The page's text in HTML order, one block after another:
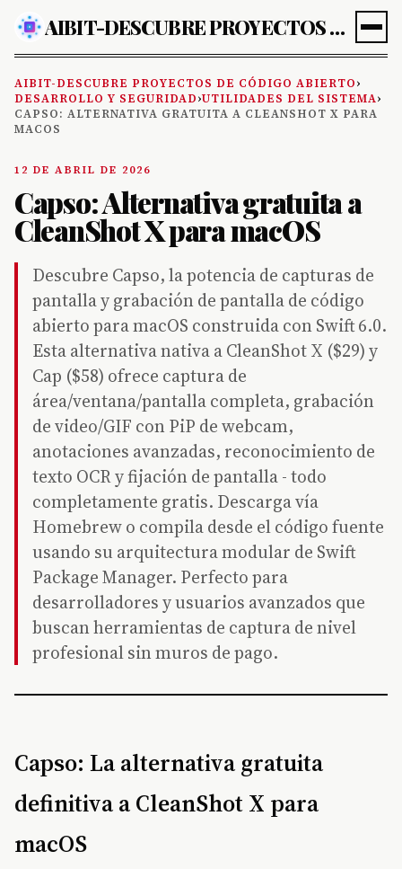
AIBIT-DESCUBRE PROYECTOS DE CÓDIGO ABIERTO
AIBIT-DESCUBRE PROYECTOS DE CÓDIGO ABIERTO›
DESARROLLO Y SEGURIDAD›UTILIDADES DEL SISTEMA›
CAPSO: ALTERNATIVA GRATUITA A CLEANSHOT X PARA
MACOS
12 DE ABRIL DE 2026
Capso: Alternativa gratuita a
CleanShot X para macOS
Descubre Capso, la potencia de capturas de
pantalla y grabación de pantalla de código
abierto para macOS construida con Swift 6.0.
Esta alternativa nativa a CleanShot X ($29) y
Cap ($58) ofrece captura de
área/ventana/pantalla completa, grabación
de video/GIF con PiP de webcam,
anotaciones avanzadas, reconocimiento de
texto OCR y fijación de pantalla - todo
completamente gratis. Descarga vía
Homebrew o compila desde el código fuente
usando su arquitectura modular de Swift
Package Manager. Perfecto para
desarrolladores y usuarios avanzados que
buscan herramientas de captura de nivel
profesional sin muros de pago.
Capso: La alternativa gratuita
definitiva a CleanShot X para
macOS